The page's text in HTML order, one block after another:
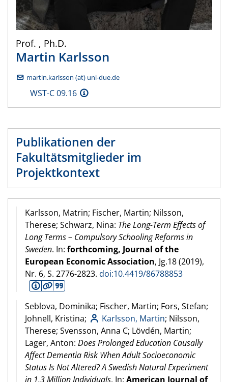
Prof. , Ph.D.
Martin Karlsson
martin.karlsson (at) uni-due.de
WST-C 09.16
Publikationen der
Fakultätsmitglieder im
Projektkontext
Karlsson, Matrin; Fischer, Martin; Nilsson,
Therese; Schwarz, Nina: The Long-Term Effects of
Long Terms – Compulsory Schooling Reforms in
Sweden. In: forthcoming, Journal of the
European Economic Association, Jg.18 (2019),
Nr. 6, S. 2776-2823. doi:10.4419/86788853
Seblova, Dominika; Fischer, Martin; Fors, Stefan;
Johnell, Kristina;
Karlsson, Martin; Nilsson,
Therese; Svensson, Anna C; Lövdén, Martin;
Lager, Anton: Does Prolonged Education Causally
Affect Dementia Risk When Adult Socioeconomic
Status Is Not Altered? A Swedish Natural Experiment
in 1.3 Million Individuals. In: American Journal of